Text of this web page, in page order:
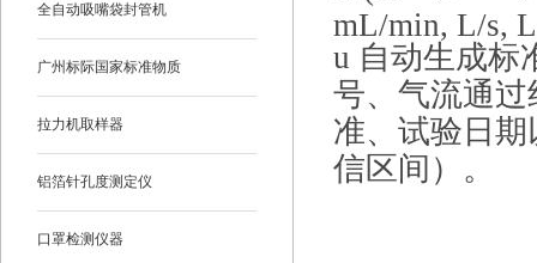
全自动吸嘴袋封管机
广州标际国家标准物质
拉力机取样器
铝箔针孔度测定仪
口罩检测仪器
mL/min, L/s,
u 自动生成标
号、气流通
准、试验日
信区间）。